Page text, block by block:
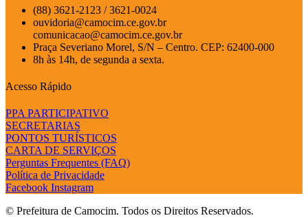
(88) 3621-2123 / 3621-0024
ouvidoria@camocim.ce.gov.br
comunicacao@camocim.ce.gov.br
Praça Severiano Morel, S/N – Centro. CEP: 62400-000
8h às 14h, de segunda a sexta.
Acesso Rápido
PPA PARTICIPATIVO
SECRETARIAS
PONTOS TURÍSTICOS
CARTA DE SERVIÇOS
Perguntas Frequentes (FAQ)
Política de Privacidade
Facebook Instagram
© Prefeitura de Camocim. Todos os Direitos Reservados.